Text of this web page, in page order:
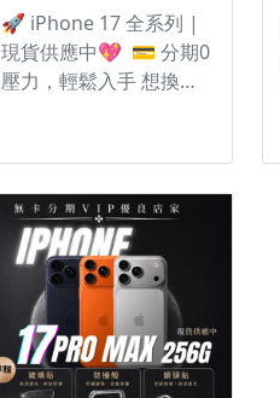
🚀 iPhone 17 全系列 |
現貨供應中💖 💳 分期0
壓力，輕鬆入手 想換新
邊付款， 月付超輕鬆！
🎁 凡購買I17 | 贈送多
種配件 🎁 • 9H防撞保
護貼 • 防撞空壓殼 ‼️ 購
買手機注意事項 ‼️ • 有任
何問題都歡迎洽群官方
LINE：@kjg6280d • 七
日鑑賞期內，如商品有